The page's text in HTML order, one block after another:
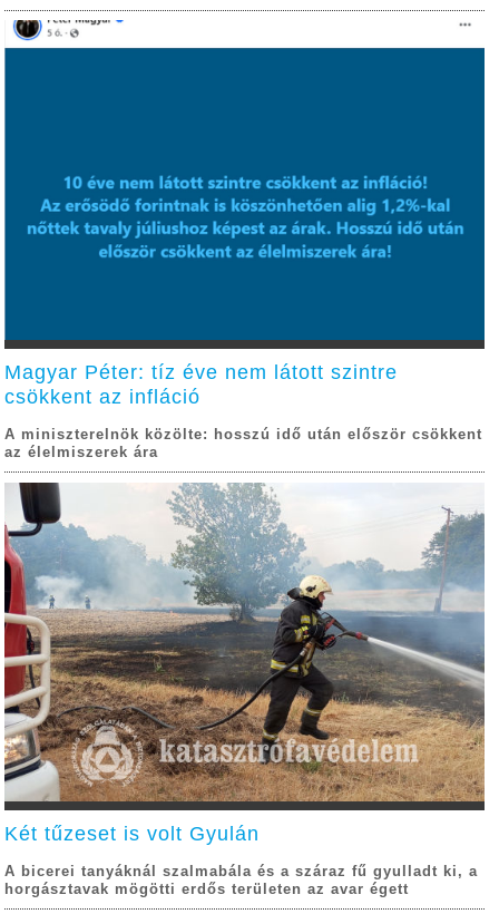
Magyar Péter: tíz éve nem látott szintre
csökkent az infláció
A miniszterelnök közölte: hosszú idő után először csökkent
az élelmiszerek ára
Két tűzeset is volt Gyulán
A bicerei tanyáknál szalmabála és a száraz fű gyulladt ki, a
horgásztavak mögötti erdős területen az avar égett